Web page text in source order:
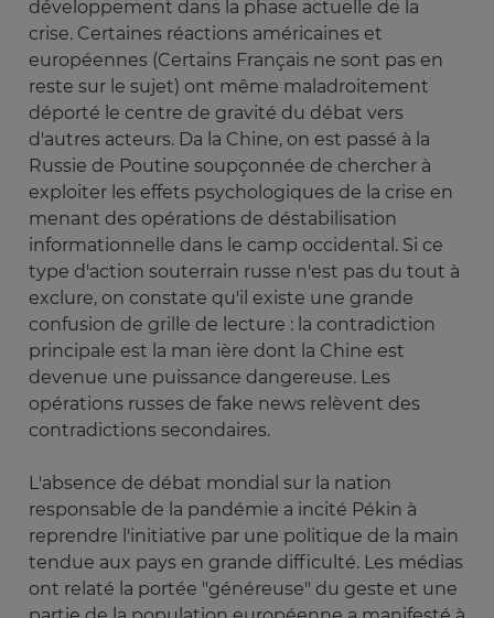
développement dans la phase actuelle de la
crise. Certaines réactions américaines et
européennes (Certains Français ne sont pas en
reste sur le sujet) ont même maladroitement
déporté le centre de gravité du débat vers
d'autres acteurs. Da la Chine, on est passé à la
Russie de Poutine soupçonnée de chercher à
exploiter les effets psychologiques de la crise en
menant des opérations de déstabilisation
informationnelle dans le camp occidental. Si ce
type d'action souterrain russe n'est pas du tout à
exclure, on constate qu'il existe une grande
confusion de grille de lecture : la contradiction
principale est la man ière dont la Chine est
devenue une puissance dangereuse. Les
opérations russes de fake news relèvent des
contradictions secondaires.
L'absence de débat mondial sur la nation
responsable de la pandémie a incité Pékin à
reprendre l'initiative par une politique de la main
tendue aux pays en grande difficulté. Les médias
ont relaté la portée "généreuse" du geste et une